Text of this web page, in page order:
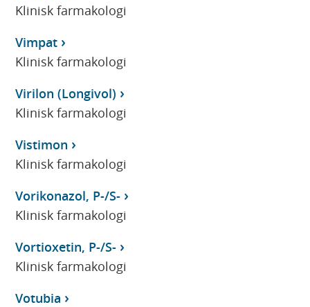
Klinisk farmakologi
Vimpat
Klinisk farmakologi
Virilon (Longivol)
Klinisk farmakologi
Vistimon
Klinisk farmakologi
Vorikonazol, P-/S-
Klinisk farmakologi
Vortioxetin, P-/S-
Klinisk farmakologi
Votubia